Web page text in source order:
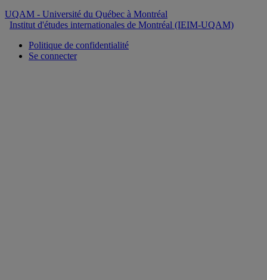
UQAM - Université du Québec à Montréal
Institut d'études internationales de Montréal (IEIM-UQAM)
Politique de confidentialité
Se connecter